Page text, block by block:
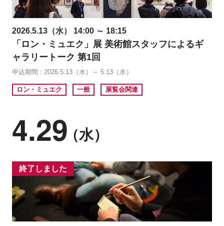
2026.5.13（水） 14:00 ～ 18:15
「ロン・ミュエク」展 美術館スタッフによるギ
ャラリートーク 第1回
申込期間 : 2026.5.13（水）～ 5.13（水）
ロン・ミュエク 一般 展覧会関連
4.29（水）
終了しました